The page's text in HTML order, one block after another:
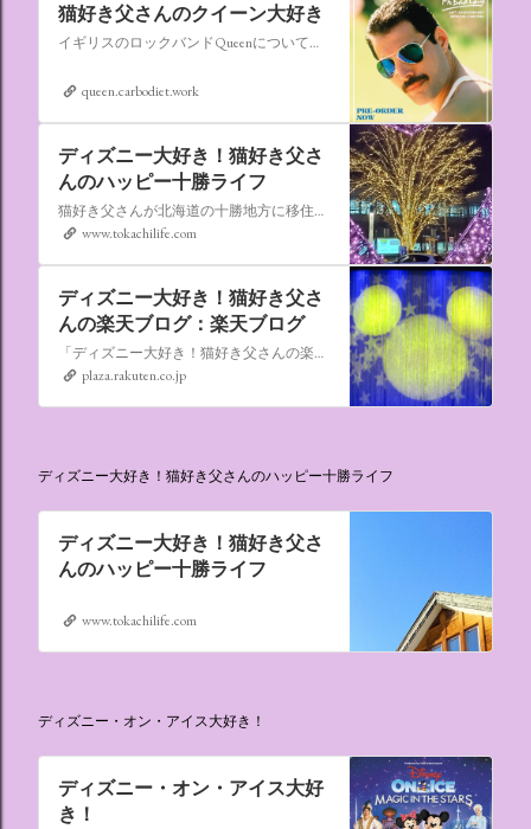
猫好き父さんのクイーン大好き
イギリスのロックバンドQueenについての情報をアップします。
queen.carbodiet.work
ディズニー大好き！猫好き父さ
んのハッピー十勝ライフ
猫好き父さんが北海道の十勝地方に移住しました。なれない北海道の暮らしについてお伝えします。
www.tokachilife.com
ディズニー大好き！猫好き父さ
んの楽天ブログ：楽天ブログ
「ディズニー大好き！猫好き父さんの楽天ブログ」にようこそ！ いろんなブログサービスが廃止になるなか満を持して楽天ブログをはじめようと思います。 よろしくお願いいたします。
plaza.rakuten.co.jp
ディズニー大好き！猫好き父さんのハッピー十勝ライフ
ディズニー大好き！猫好き父さ
んのハッピー十勝ライフ
www.tokachilife.com
ディズニー・オン・アイス大好き！
ディズニー・オン・アイス大好
き！